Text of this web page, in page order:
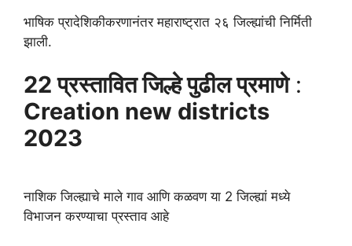
भाषिक प्रादेशिकीकरणानंतर महाराष्ट्रात २६ जिल्ह्यांची निर्मिती
झाली.
22 प्रस्तावित जिल्हे पुढील प्रमाणे:
Creation new districts
2023
नाशिक जिल्ह्याचे माले गाव आणि कळवण या 2 जिल्ह्यां मध्ये
विभाजन करण्याचा प्रस्ताव आहे